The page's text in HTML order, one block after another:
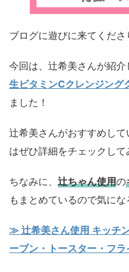
ブログに遊びに来てくださ
今回は、辻希美さんが紹
生ビタミンCクレンジング
ました！
辻希美さんがおすすめし
はぜひ詳細をチェックし
ちなみに、 辻ちゃん使用の
もまとめているので気にな
≫ 辻希美さん使用 キッチ
ーブン・トースター・フ